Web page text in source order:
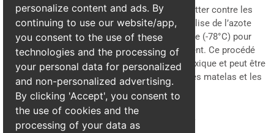
Le froid extrême est une autre solution pour lutter contre les
punaises de lit. Le traitement par cryogénie utilise de l’azote
liquide ou du CO2 à une température très basse (-78°C) pour
congeler et détruire les insectes instantanément. Ce procédé
est intéressant car il ne laisse aucun résidu toxique et peut être
appliqué sur des surfaces sensibles comme les matelas et les
tissus d’ameublement.
Traitement mécanique et préventif
personalize content and ads. By
continuing to use our website/app,
you consent to the use of these
technologies and the processing of
your personal data for personalized
and non-personalized advertising.
By clicking 'Accept', you consent to
the use of cookies and the
processing of your data as